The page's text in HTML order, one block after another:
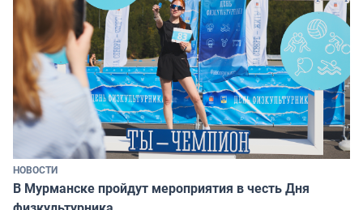
НОВОСТИ
В Мурманске пройдут мероприятия в честь Дня